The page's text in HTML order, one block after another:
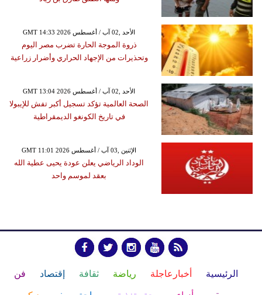
GMT 14:33 2026 الأحد ,02 آب / أغسطس
ذروة الموجة الحارة تضرب مصر اليوم
وتحذيرات من الإجهاد الحراري وأضرار زراعية
GMT 13:04 2026 الأحد ,02 آب / أغسطس
الصحة العالمية تؤكد تسجيل أكبر تفش للإيبولا
في تاريخ الكونغو الديمقراطية
GMT 11:01 2026 الإثنين ,03 آب / أغسطس
الوداد الرياضي يعلن عودة يحيى عطية الله
بعقد لموسم واحد
الرئيسية أخبارعاجلة رياضة ثقافة إقتصاد فن